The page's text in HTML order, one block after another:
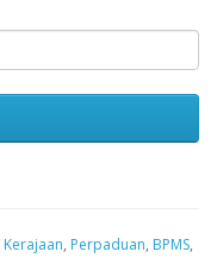
Kerajaan, Perpaduan, BPMS,